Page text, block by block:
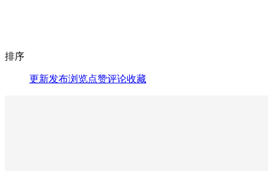
排序
更新发布浏览点赞评论收藏